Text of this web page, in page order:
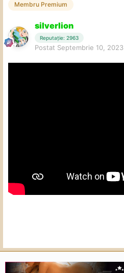
Membru Premium
silverlion
Reputație: 2963
Postat Septembrie 10, 2023